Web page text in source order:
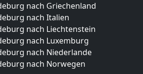
nach Griechenland
nach Italien
nach Liechtenstein
nach Luxemburg
nach Niederlande
nach Norwegen